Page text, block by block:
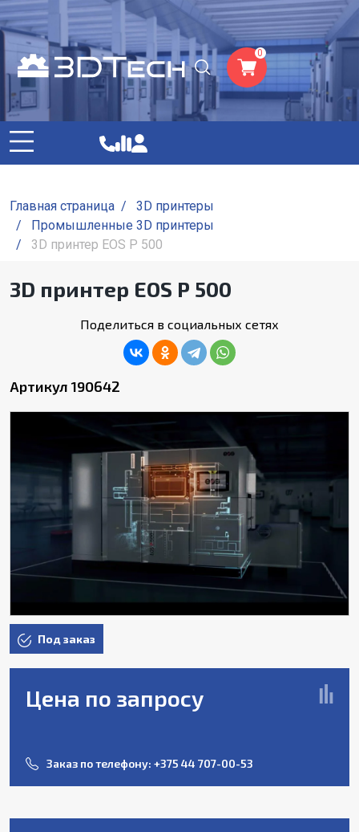
0
Главная страница /
3D принтеры
/
Промышленные 3D принтеры
/
3D принтер EOS P 500
3D принтер EOS P 500
Поделиться в социальных сетях
Артикул 190642
Под заказ
Цена по запросу
Заказ по телефону: +375 44 707-00-53